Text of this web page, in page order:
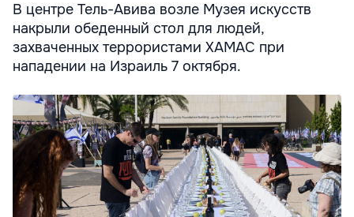
В центре Тель-Авива возле Музея искусств
накрыли обеденный стол для людей,
захваченных террористами ХАМАС при
нападении на Израиль 7 октября.